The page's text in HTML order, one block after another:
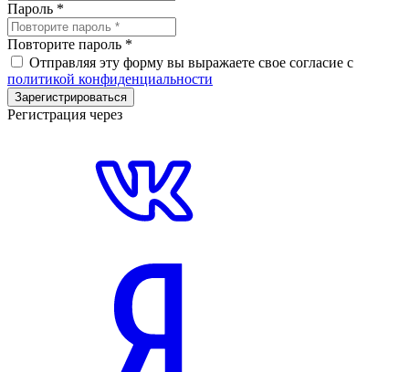
Пароль *
Повторите пароль *
Отправляя эту форму вы выражаете свое согласие с
политикой конфиденциальности
Зарегистрироваться
Регистрация через